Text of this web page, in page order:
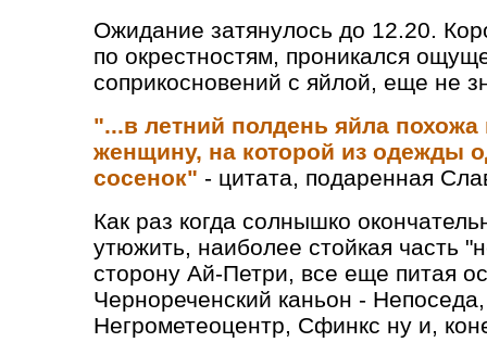
Ожидание затянулось до 12.20.
по окрестностям, проникался
соприкосновений с яйлой, еще не
"...в летний полдень яйла
женщину, на которой из одежды
сосенок" - цитата, подаренная
Как раз когда солнышко
утюжить, наиболее стойкая часть
сторону Ай-Петри, все еще питая
Чернореченский каньон -
Негрометеоцентр, Сфинкс ну и,